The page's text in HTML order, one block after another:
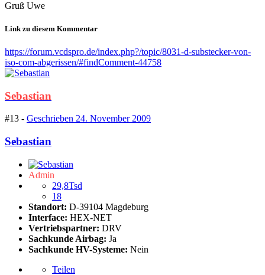
Gruß Uwe
Link zu diesem Kommentar
https://forum.vcdspro.de/index.php?/topic/8031-d-substecker-von-
iso-com-abgerissen/#findComment-44758
Sebastian
#13 - Geschrieben 24. November 2009
Sebastian
Admin
29,8Tsd
18
Standort: D-39104 Magdeburg
Interface: HEX-NET
Vertriebspartner: DRV
Sachkunde Airbag: Ja
Sachkunde HV-Systeme: Nein
Teilen